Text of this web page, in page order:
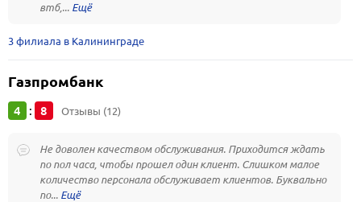
втб,...
3 филиала в Калининграде
Газпромбанк
4 : 8 Отзывы (12)
Не доволен качеством обслуживания. Приходится ждать
по пол часа, чтобы прошел один клиент. Слишком малое
количество персонала обслуживает клиентов. Буквально
по...